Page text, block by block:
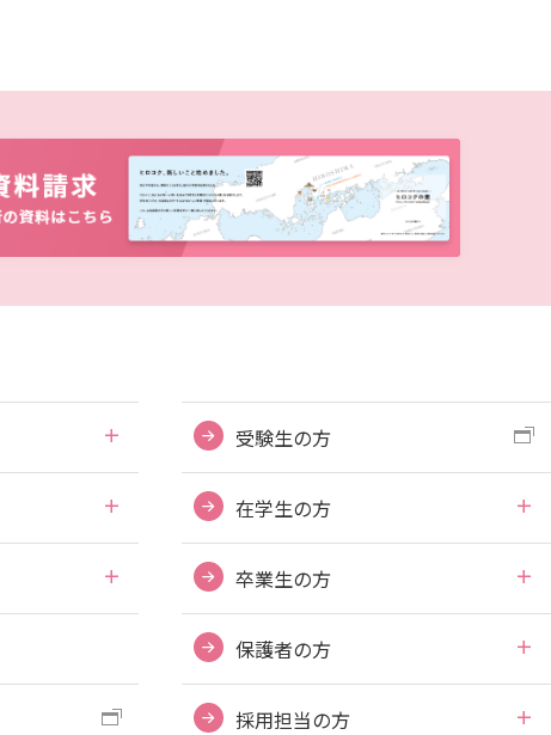
ディプロマ・ポリシー（2016～2019年度入学生）
ディプロマ・ポリシー（2015年度以前入学生）
大学院ディプロマ・ポリシー（2024年度入学生）
ビジュランクラウド
広国IPEとは
情報端末の必携化について
ICTサポート
図書館概要
利用案内
利用案内（学外利用者）
電子ブック・電子ジャーナルなど
受験生の方
在学生の方
卒業生の方
保護者の方
採用担当の方